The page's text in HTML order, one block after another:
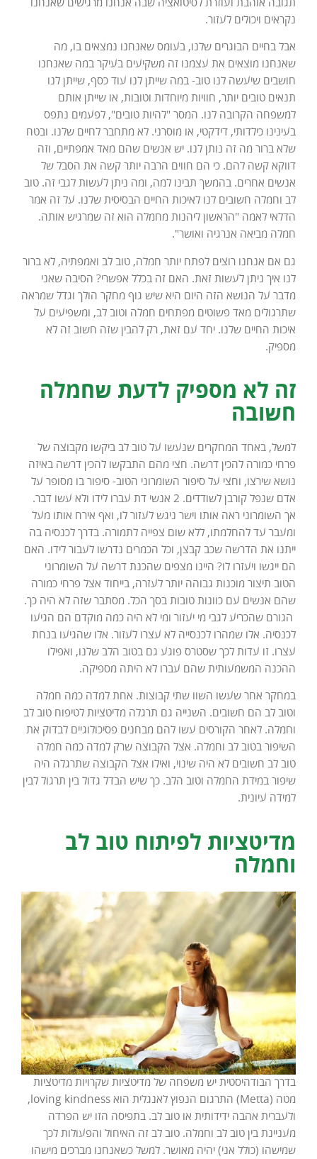
תגובה אוהבת ועוזרת לסיטואציה שבה אנחנו מרגישים שאנחנו
נקראים ויכולים לעזור.
אבל בחיים הבוגרים שלנו, בעומס שאנחנו נמצאים בו, מה
שאנחנו מוצאים את עצמנו זה משקיעים בעיקר במה שאנחנו
חושבים שיעשה לנו טוב- במה שייתן לנו עוד כסף, שייתן לנו
תנאים טובים יותר, חוויות מיוחדות וטובות, או שייתן אותם
למשפחה הקרובה לנו. המסר "להיות טובים", לפעמים נתפס
בעינינו כילדותי, דידקטי, או מוסרני. לא מתחבר לחיים שלנו. ובטח
שלא ברור מה זה נותן לנו. יש אנשים שהם מאד אמפתיים, וזה
דווקא קשה להם. כי הם חווים הרבה יותר קשה את הסבל של
אנשים אחרים. בהמשך תבינו למה, ומה ניתן לעשות לגבי זה. טוב
לב וחמלה חשובים לנו לאיכות החיים הבסיסית שלנו. על זה אמר
הדלאי לאמה "הראשון ליהנות מחמלה הוא זה שמרגיש אותה.
חמלה מביאה אנרגיה ואושר".
גם אם אנחנו רוצים לפתח יותר חמלה, טוב לב ואמפתיה, לא ברור
לנו איך ניתן לעשות זאת. האם זה בכלל אפשרי? הסיבה שאני
מדבר על הנושא הזה היום היא שיש גוף מחקר הולך וגדל שמראה
שתרגולים מאד פשוטים מפתחים חמלה וטוב לב, ומשפיעים על
איכות החיים שלנו. יחד עם זאת, רק להבין שזה חשוב זה לא
מספיק.
זה לא מספיק לדעת שחמלה
חשובה
למשל, באחד המחקרים שנעשו על טוב לב ביקשו מקבוצה של
פרחי כמורה להכין דרשה. חצי מהם התבקשו להכין דרשה באיזה
נושא שירצו, וחצי על סיפור השומרוני הטוב- סיפור בו מסופר על
אדם שנפל קורבן לשודדים. 2 אנשי דת עברו לידו ולא עשו דבר.
אך השומרוני ראה אותו וישר ניגש לעזור לו, ואף אירח אותו מעל
ומעבר עד להחלמתו, ללא שום צפייה לתמורה. בדרך לכנסיה בה
ייתנו את הדרשה שכב קבצן, וכל הכמרים נדרשו לעבור לידו. האם
הם ייגשו ויעזרו לו? היינו מצפים שהכנת דרשה על השומרוני
הטוב תיצור מוכנות גבוהה יותר לעזרה, בייחוד אצל פרחי כמורה
שהם אנשים עם כוונות טובות בסך הכל. מסתבר שזה לא היה כך.
הגורם שהכריע לגבי מי יעזור ומי לא היה כמה מוקדם הם הגיעו
לכנסיה. אלו שמהרו לכנסייה לא עצרו לעזור. אלו שהגיעו בנחת
עצרו. זו עדות לכך שסטרס פוגע גם בטוב הלב שלנו, ואפילו
ההכנה המשמעותית שהם עברו לא היתה מספיקה.
במחקר אחר שעשו השוו שתי קבוצות. אחת למדה כמה חמלה
וטוב לב הם חשובים. השנייה גם תרגלה מדיטציות לטיפוח טוב לב
וחמלה. לאחר הקורסים עשו להם מבחנים פסיכולוגיים לבדוק את
השיפור בטוב לב וחמלה. אצל הקבוצה שרק למדה כמה חמלה
טוב לב חשובים לא היה שינוי, ואילו אצל הקבוצה שתרגלה היה
שיפור במידת החמלה וטוב הלב. כך שיש הבדל גדול בין תרגול לבין
למידה עיונית.
מדיטציות לפיתוח טוב לב
וחמלה
בדרך הבודהיסטית יש משפחה של מדיטציות שקרויות מדיטציות
מטה (Metta) התרגום הנפוץ לאנגלית הוא loving kindness,
ולעברית אהבה ידידותית או טוב לב. בתפיסה הזו יש הפרדה
מעניינת בין טוב לב וחמלה. טוב לב זה האיחול והפעולות לכך
שמישהו (כולל אני) יהיה מאושר. למשל כשאנחנו מברכים מישהו